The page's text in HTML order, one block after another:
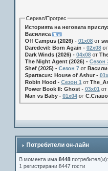
Сериал/Прогрес
Историята на неговата
Василиса
Off Campus (2026) - 01x08от
Daredevil: Born Again - 02x08от
Dark Winds (2026) - 04x08от
The Night Agent (2026) - Сезон
Shef (2025) - Сезон 7от
Spartacus: House of Ashur -
Robin Hood - Сезон 1 от
Power Book II: Ghost - 03x01 от
Man vs Baby - 01x04от
Потребители он-лайн
В момента има8448 потребител(и):
1 регистрирани 8447 гости